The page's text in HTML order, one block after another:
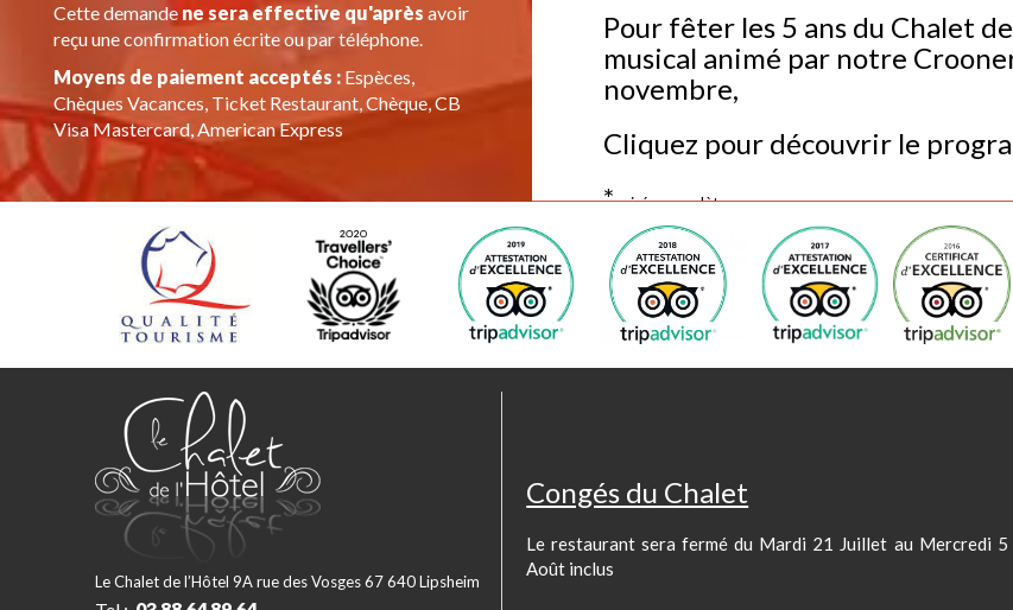
Pour fêter les 5 ans du Chalet
musical animé par notre
novembre,
Cliquez pour découvrir le
*soirée complète
dîner 24.11.17 soirée musicale 5
Laisser un commentaire
Cette demande ne sera effective qu'après avoir
reçu une confirmation écrite ou par téléphone.
Moyens de paiement acceptés :Espèces,
Chèques Vacances, Ticket Restaurant, Chèque, CB
Visa Mastercard, American Express
Le Chalet de l’Hôtel 9A rue des Vosges 67 640 Lipsheim
Congés du Chalet
Le restaurant sera fermé du Mardi 21 Juillet au Mercredi 5
Août inclus